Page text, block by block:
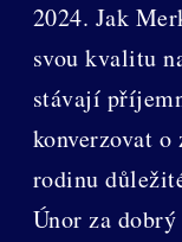
2024. Jak
svou kvalitu
stávají
konverzovat
rodinu
Únor za